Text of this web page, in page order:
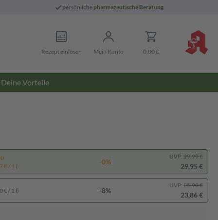
persönliche pharmazeutische Beratung
Rezept einlösen Mein Konto 0,00 €
Deine Vorteile
€ / 1 l)
-0%
UVP: 29,99 €
29,95 €
€ / 1 l) -8%
UVP: 25,99 €
23,86 €